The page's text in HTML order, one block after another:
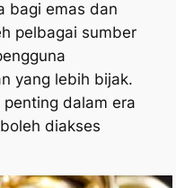
bagi emas dan
pelbagai sumber
yang lebih bijak.
dalam era
diakses